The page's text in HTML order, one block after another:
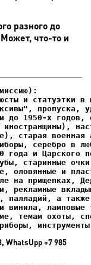
разного до
что-то и
и статуэтки в
пропуска,
на прищепках,
WhatsUpp +7 985